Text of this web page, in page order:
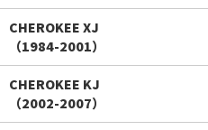
CHEROKEE XJ
（1984-2001）
CHEROKEE KJ
（2002-2007）